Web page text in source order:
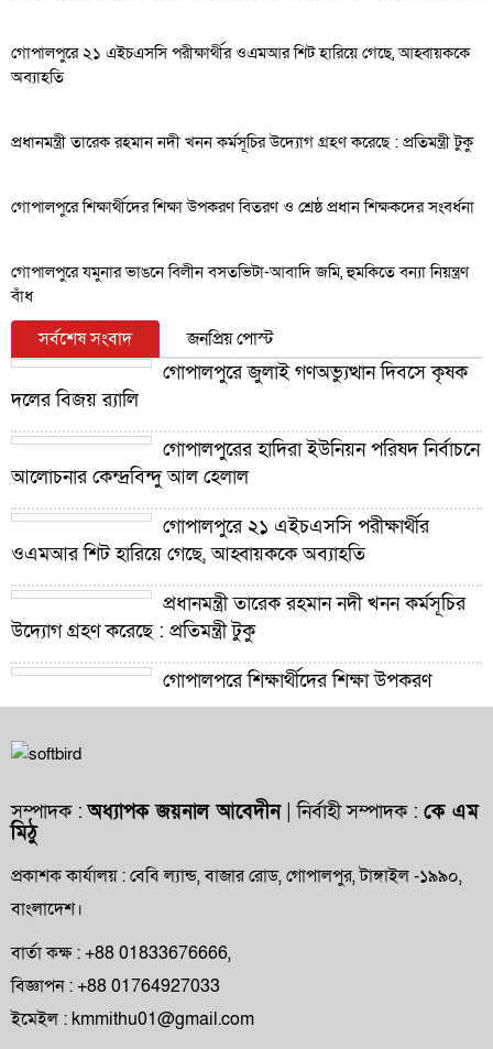
গোপালপুরে ২১ এইচএসসি পরীক্ষার্থীর ওএমআর শিট হারিয়ে গেছে, আহ্বায়ককে
অব্যাহতি
প্রধানমন্ত্রী তারেক রহমান নদী খনন কর্মসূচির উদ্যোগ গ্রহণ করেছে : প্রতিমন্ত্রী টুকু
গোপালপুরে শিক্ষার্থীদের শিক্ষা উপকরণ বিতরণ ও শ্রেষ্ঠ প্রধান শিক্ষকদের সংবর্ধনা
গোপালপুরে যমুনার ভাঙনে বিলীন বসতভিটা-আবাদি জমি, হুমকিতে বন্যা নিয়ন্ত্রণ
বাঁধ
সর্বশেষ সংবাদ জনপ্রিয় পোস্ট
গোপালপুরে জুলাই গণঅভ্যুত্থান দিবসে কৃষক
দলের বিজয় র‍্যালি
গোপালপুরের হাদিরা ইউনিয়ন পরিষদ নির্বাচনে
আলোচনার কেন্দ্রবিন্দু আল হেলাল
গোপালপুরে ২১ এইচএসসি পরীক্ষার্থীর
ওএমআর শিট হারিয়ে গেছে, আহ্বায়ককে অব্যাহতি
প্রধানমন্ত্রী তারেক রহমান নদী খনন কর্মসূচির
উদ্যোগ গ্রহণ করেছে : প্রতিমন্ত্রী টুকু
গোপালপুরে শিক্ষার্থীদের শিক্ষা উপকরণ
বিতরণ ও শ্রেষ্ঠ প্রধান শিক্ষকদের সংবর্ধনা
দুর্নীতি ও অনিয়মের অভিযোগ
অফিসারের বিদায় সংবর্ধনা
গোপালপুর প্রেসক্লাবের সংবাদকর্মীদের সঙ্গে
নবাগত ইউএনও’র মতবিনিময়
সম্পাদক :অধ্যাপক জয়নাল আবেদীন| নির্বাহী সম্পাদক : কে এম
মিঠু
প্রকাশক কার্যালয় : বেবি ল্যান্ড, বাজার রোড, গোপালপুর, টাঙ্গাইল -১৯৯০,
বাংলাদেশ।
বার্তা কক্ষ : +88 01833676666,
বিজ্ঞাপন : +88 01764927033
ইমেইল : kmmithu01@gmail.com